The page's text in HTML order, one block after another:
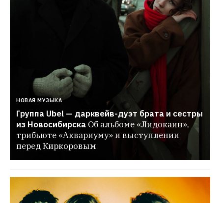
НОВАЯ МУЗЫКА
Группа Ubel — дарквейв-дуэт брата и сестры
из Новосибирска Об альбоме «Лидокаин»,
трибьюте «Аквариуму» и выступлении
перед Киркоровым